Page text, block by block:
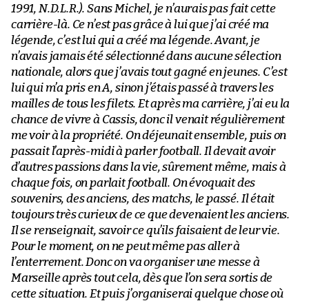
1991, N.D.L.R.). Sans Michel, je n’aurais pas fait cette
carrière-là. Ce n’est pas grâce à lui que j’ai créé ma
légende, c’est lui qui a créé ma légende. Avant, je
n’avais jamais été sélectionné dans aucune sélection
nationale, alors que j’avais tout gagné en jeunes. C’est
lui qui m’a pris en A, sinon j’étais passé à travers les
mailles de tous les filets. Et après ma carrière, j’ai eu la
chance de vivre à Cassis, donc il venait régulièrement
me voir à la propriété. On déjeunait ensemble, puis on
passait l’après-midi à parler football. Il devait avoir
d’autres passions dans la vie, sûrement même, mais à
chaque fois, on parlait football. On évoquait des
souvenirs, des anciens, des matchs, le passé. Il était
toujours très curieux de ce que devenaient les anciens.
Il se renseignait, savoir ce qu’ils faisaient de leur vie.
Pour le moment, on ne peut même pas aller à
l’enterrement. Donc on va organiser une messe à
Marseille après tout cela, dès que l’on sera sortis de
cette situation. Et puis j’organiserai quelque chose où